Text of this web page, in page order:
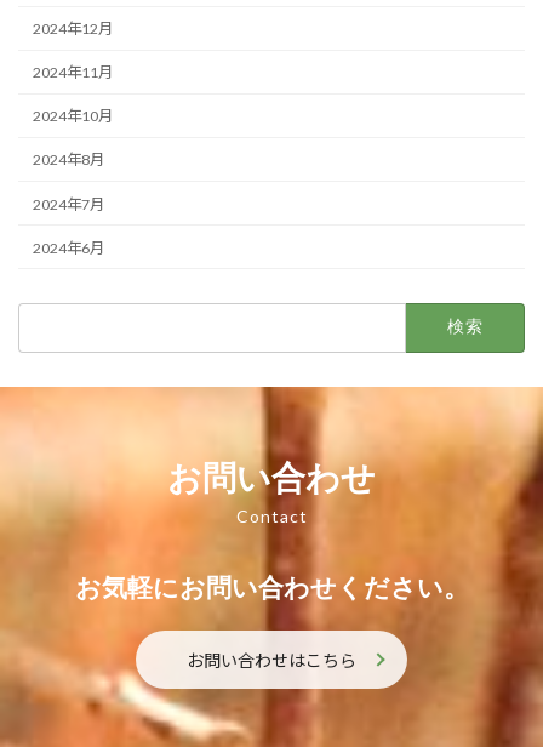
2024年12月
2024年11月
2024年10月
2024年8月
2024年7月
2024年6月
お問い合わせ
Contact
お気軽にお問い合わせください。
お問い合わせはこちら